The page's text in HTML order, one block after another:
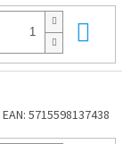
EAN: 5715598137438